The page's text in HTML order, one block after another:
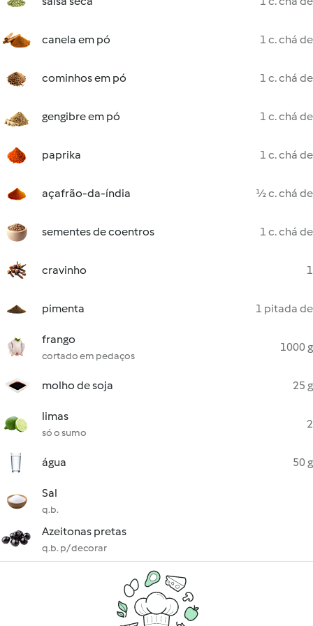
canela em pó 1 c. chá de
cominhos em pó 1 c. chá de
gengibre em pó 1 c. chá de
paprika 1 c. chá de
açafrão-da-índia ½ c. chá de
sementes de coentros 1 c. chá de
cravinho 1
pimenta 1 pitada de
frango
cortado em pedaços
1000 g
molho de soja 25 g
limas
só o sumo
2
água 50 g
Sal
q.b.
Azeitonas pretas
q.b. p/ decorar